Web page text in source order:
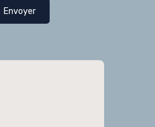
Envoyer